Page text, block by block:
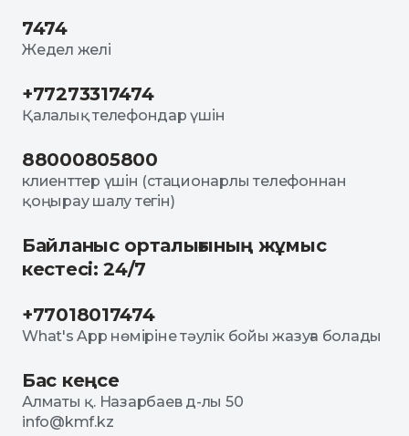
7474
Жедел желі
+77273317474
Қалалық телефондар үшін
88000805800
клиенттер үшін (стационарлы телефоннан
қоңырау шалу тегін)
Байланыс орталығының жұмыс
кестесі: 24/7
+77018017474
What's App нөміріне тәулік бойы жазуға болады
Бас кеңсе
Алматы қ. Назарбаев д-лы 50
info@kmf.kz